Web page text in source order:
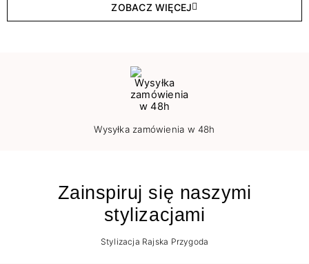
ZOBACZ WIĘCEJ
Wysyłka zamówienia w 48h
Zainspiruj się naszymi
stylizacjami
Stylizacja Rajska Przygoda